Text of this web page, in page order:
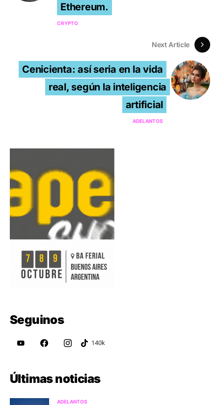
Ethereum.
CRYPTO
Next Article
Cenicienta: así seria en la vida
real, según la inteligencia
artificial
ADELANTOS
Seguinos
Últimas noticias
ADELANTOS